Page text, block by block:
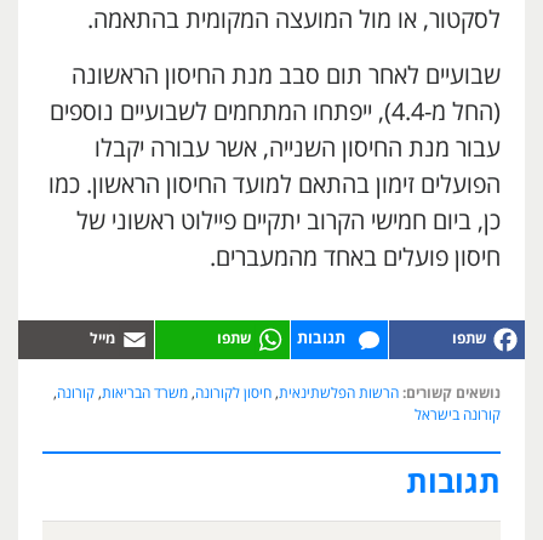
לסקטור, או מול המועצה המקומית בהתאמה.
שבועיים לאחר תום סבב מנת החיסון הראשונה
(החל מ-4.4), ייפתחו המתחמים לשבועיים נוספים
עבור מנת החיסון השנייה, אשר עבורה יקבלו
הפועלים זימון בהתאם למועד החיסון הראשון. כמו
כן, ביום חמישי הקרוב יתקיים פיילוט ראשוני של
חיסון פועלים באחד מהמעברים.
תגובות
נושאים קשורים: הרשות הפלשתינאית, חיסון לקורונה, משרד הבריאות, קורונה,
קורונה בישראל
תגובות